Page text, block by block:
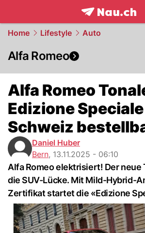
frontpage.
Home Lifestyle Auto
Alfa Romeo
Alfa Romeo
Edizione
Schweiz
Daniel Huber
Bern, 13.11.2025 - 06:10
Alfa Romeo elektrisiert! Der neue
die SUV-Lücke. Mit Mild-Hybrid-
Zertifikat startet die «Edizione